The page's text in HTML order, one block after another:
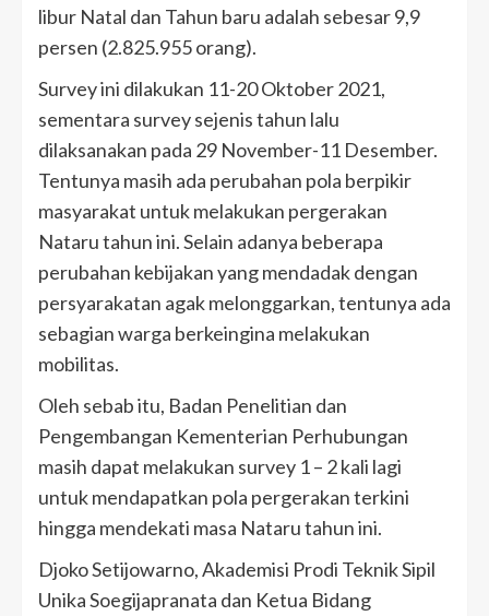
libur Natal dan Tahun baru adalah sebesar 9,9
persen (2.825.955 orang).
Survey ini dilakukan 11-20 Oktober 2021,
sementara survey sejenis tahun lalu
dilaksanakan pada 29 November-11 Desember.
Tentunya masih ada perubahan pola berpikir
masyarakat untuk melakukan pergerakan
Nataru tahun ini. Selain adanya beberapa
perubahan kebijakan yang mendadak dengan
persyarakatan agak melonggarkan, tentunya ada
sebagian warga berkeingina melakukan
mobilitas.
Oleh sebab itu, Badan Penelitian dan
Pengembangan Kementerian Perhubungan
masih dapat melakukan survey 1 – 2 kali lagi
untuk mendapatkan pola pergerakan terkini
hingga mendekati masa Nataru tahun ini.
Djoko Setijowarno, Akademisi Prodi Teknik Sipil
Unika Soegijapranata dan Ketua Bidang